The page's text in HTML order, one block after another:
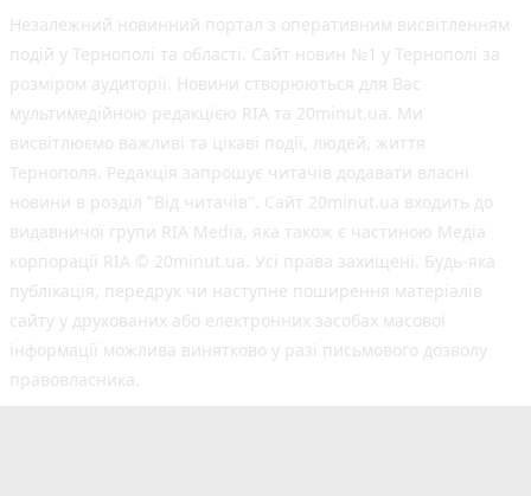
Незалежний новинний портал з оперативним висвітленням
подій у Тернополі та області. Сайт новин №1 у Тернополі за
розміром аудиторії. Новини створюються для Вас
мультимедійною редакцією RIA та 20minut.ua. Ми
висвітлюємо важливі та цікаві події, людей, життя
Тернополя. Редакція запрошує читачів додавати власні
новини в розділ "Від читачів". Сайт 20minut.ua входить до
видавничої групи RIA Media, яка також є частиною Медіа
корпорації RIA © 20minut.ua. Усі права захищені. Будь-яка
публiкацiя, передрук чи наступне поширення матеріалів
сайту у друкованих або електронних засобах масової
інформації можлива винятково у разі письмового дозволу
правовласника.